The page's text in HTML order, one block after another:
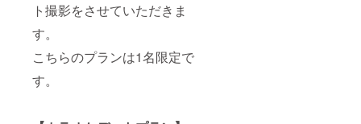
ト撮影をさせていただきま
す。
こちらのプランは1名限定で
す。